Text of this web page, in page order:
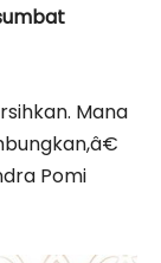
Mana
Pomi